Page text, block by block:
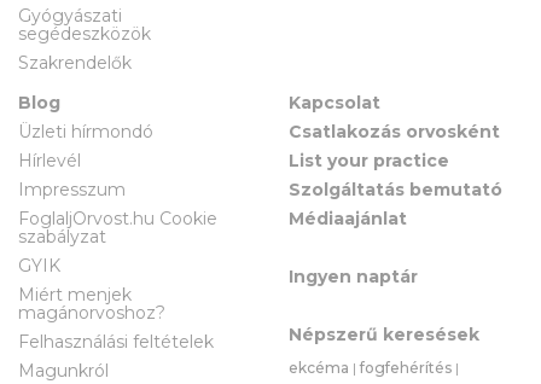
Gyógyászati
segédeszközök
Szakrendelők
Blog
Üzleti hírmondó
Hírlevél
Impresszum
FoglaljOrvost.hu Cookie
szabályzat
GYIK
Miért menjek
magánorvoshoz?
Felhasználási feltételek
Magunkról
Kapcsolat
Csatlakozás orvosként
List your practice
Szolgáltatás bemutató
Médiaajánlat
Ingyen naptár
Népszerű keresések
ekcéma |fogfehérítés |